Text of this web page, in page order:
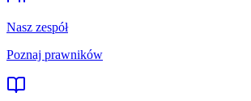
Nasz zespół
Poznaj prawników